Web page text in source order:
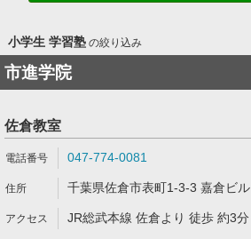
小学生 学習塾の絞り込み
市進学院
佐倉教室
047-774-0081
千葉県佐倉市表町1-3-3 嘉倉ビル
JR総武本線 佐倉より 徒歩 約3分